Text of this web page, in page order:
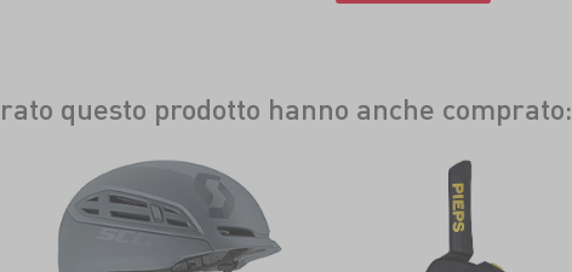
questo prodotto hanno anche comprato: